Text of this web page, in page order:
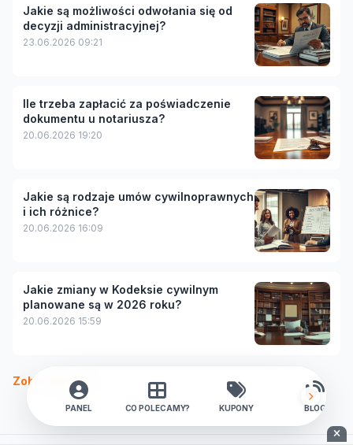
Jakie są możliwości odwołania się od
decyzji administracyjnej?
23.06.2026 09:21
Ile trzeba zapłacić za poświadczenie
dokumentu u notariusza?
20.06.2026 19:20
Jakie są rodzaje umów cywilnoprawnych
i ich różnice?
20.06.2026 16:09
Jakie zmiany w Kodeksie cywilnym
planowane są w 2026 roku?
20.06.2026 15:59
Zobacz więcej
PANEL CO POLECAMY? KUPONY BLOG